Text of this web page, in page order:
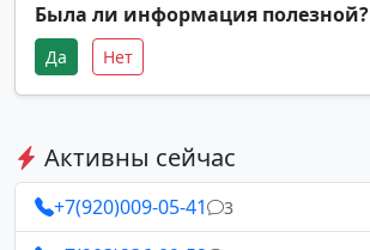
Была ли информация полезной?
Да Нет
Активны сейчас
+7(920)009-05-41 3